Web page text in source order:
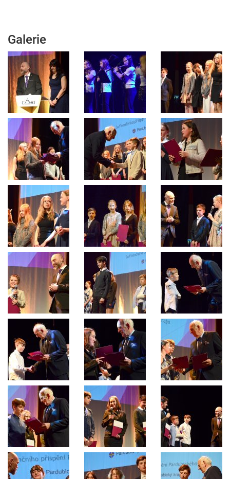
Galerie